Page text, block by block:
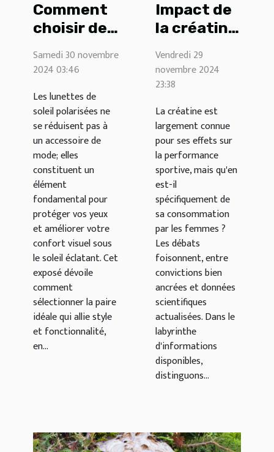
Comment
choisir des
lunettes
de soleil
pour une
vision
optimale
Samedi 30 novembre
2024 03:46
Les lunettes de
soleil polarisées ne
se réduisent pas à
un accessoire de
mode; elles
constituent un
élément
fondamental pour
protéger vos yeux
et améliorer votre
confort visuel sous
le soleil éclatant. Cet
exposé dévoile
comment
sélectionner la paire
idéale qui allie style
et fonctionnalité,
en...
Impact de
la créatine
sur la
santé
féminine :
réalités
Vendredi 29
novembre 2024
23:38
La créatine est
largement connue
pour ses effets sur
la performance
sportive, mais qu'en
est-il
spécifiquement de
sa consommation
par les femmes ?
Les débats
foisonnent, entre
convictions bien
ancrées et données
scientifiques
actualisées. Dans le
labyrinthe
d'informations
disponibles,
distinguons...